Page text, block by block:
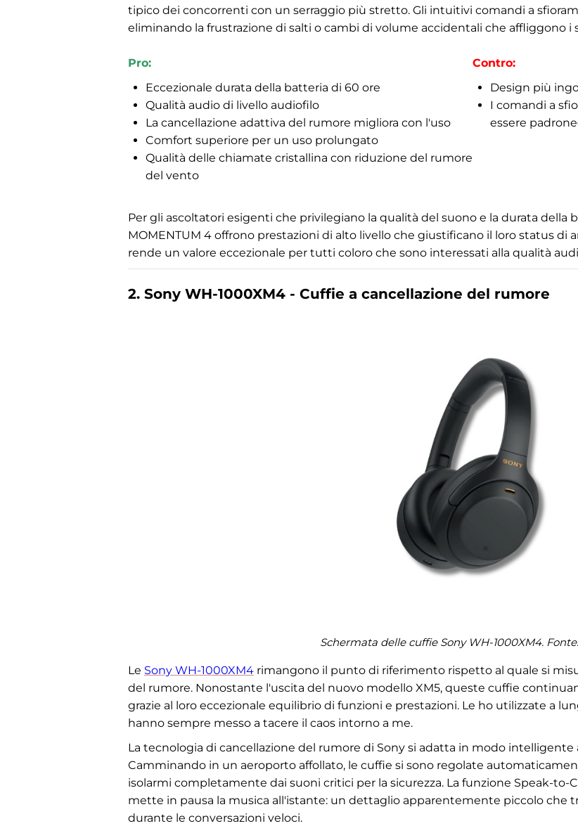
tipico dei concorrenti con un serraggio più stretto. Gli intuitivi comandi a
eliminando la frustrazione di salti o cambi di volume accidentali che affliggono
Pro:
Eccezionale durata della batteria di 60 ore
Qualità audio di livello audiofilo
La cancellazione adattiva del rumore migliora con l'uso
Comfort superiore per un uso prolungato
Qualità delle chiamate cristallina con riduzione del rumore
del vento
Contro:
Design più
I comandi a
essere
Per gli ascoltatori esigenti che privilegiano la qualità del suono e la durata
MOMENTUM 4 offrono prestazioni di alto livello che giustificano il loro status di
rende un valore eccezionale per tutti coloro che sono interessati alla qualità
2. Sony WH-1000XM4 - Cuffie a cancellazione del rumore
Schermata delle cuffie Sony WH-1000XM4.
Le Sony WH-1000XM4 rimangono il punto di riferimento rispetto al quale si
del rumore. Nonostante l'uscita del nuovo modello XM5, queste cuffie
grazie al loro eccezionale equilibrio di funzioni e prestazioni. Le ho utilizzate a
hanno sempre messo a tacere il caos intorno a me.
La tecnologia di cancellazione del rumore di Sony si adatta in modo
Camminando in un aeroporto affollato, le cuffie si sono regolate
isolarmi completamente dai suoni critici per la sicurezza. La funzione Speak-to-
mette in pausa la musica all'istante: un dettaglio apparentemente piccolo che
durante le conversazioni veloci.